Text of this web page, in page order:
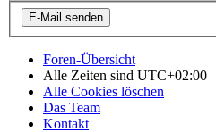
Foren-Übersicht
Alle Zeiten sind UTC+02:00
Alle Cookies löschen
Das Team
Kontakt